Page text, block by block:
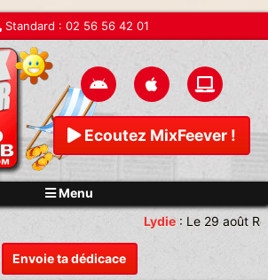
Standard : 02 56 56 42 01
Ecoutez MixFeever !
Menu
Envoie ta dédicace
Lydie:Le 29 août